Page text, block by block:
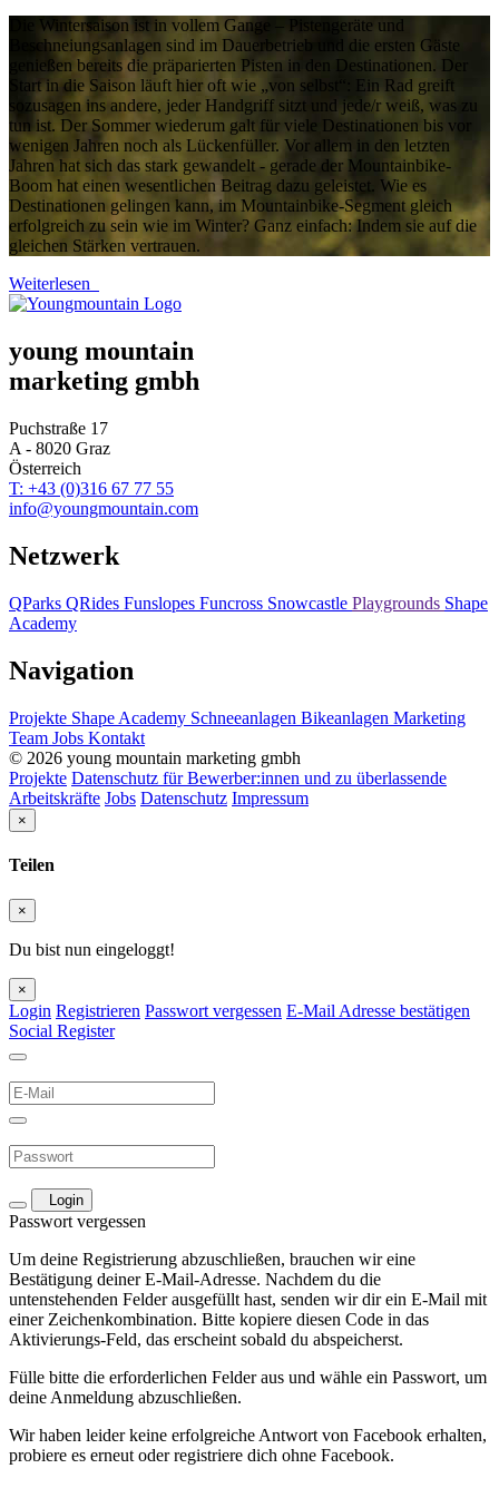
Die Wintersaison ist in vollem Gange – Pistengeräte und
Beschneiungsanlagen sind im Dauerbetrieb und die ersten Gäste
genießen bereits die präparierten Pisten in den Destinationen. Der
Start in die Saison läuft hier oft wie „von selbst“: Ein Rad greift
sozusagen ins andere, jeder Handgriff sitzt und jede/r weiß, was zu
tun ist. Der Sommer wiederum galt für viele Destinationen bis vor
wenigen Jahren noch als Lückenfüller. Vor allem in den letzten
Jahren hat sich das stark gewandelt - gerade der Mountainbike-
Boom hat einen wesentlichen Beitrag dazu geleistet. Wie es
Destinationen gelingen kann, im Mountainbike-Segment gleich
erfolgreich zu sein wie im Winter? Ganz einfach: Indem sie auf die
gleichen Stärken vertrauen.
Weiterlesen
young mountain
marketing gmbh
Puchstraße 17
A - 8020 Graz
Österreich
T: +43 (0)316 67 77 55
info@youngmountain.com
Netzwerk
QParks QRides Funslopes Funcross Snowcastle Playgrounds Shape
Academy
Navigation
Projekte Shape Academy Schneeanlagen Bikeanlagen Marketing
Team Jobs Kontakt
© 2026 young mountain marketing gmbh
Projekte Datenschutz für Bewerber:innen und zu überlassende
Arbeitskräfte Jobs Datenschutz Impressum
×
Teilen
×
Du bist nun eingeloggt!
×
Login Registrieren Passwort vergessen E-Mail Adresse bestätigen
Social Register
Login
Passwort vergessen
Um deine Registrierung abzuschließen, brauchen wir eine
Bestätigung deiner E-Mail-Adresse. Nachdem du die
untenstehenden Felder ausgefüllt hast, senden wir dir ein E-Mail mit
einer Zeichenkombination. Bitte kopiere diesen Code in das
Aktivierungs-Feld, das erscheint sobald du abspeicherst.
Fülle bitte die erforderlichen Felder aus und wähle ein Passwort, um
deine Anmeldung abzuschließen.
Wir haben leider keine erfolgreiche Antwort von Facebook erhalten,
probiere es erneut oder registriere dich ohne Facebook.